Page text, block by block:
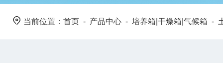
当前位置： 首页 - 产品中心 - 培养箱|干燥箱|气候箱 -